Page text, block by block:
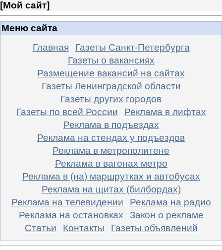
[Мой сайт]
Меню сайта
Главная
Газеты Санкт-Петербурга
Газеты о вакансиях
Размещение вакансий на сайтах
Газеты Ленинградской области
Газеты других городов
Газеты по всей России
Реклама в лифтах
Реклама в подъездах
Реклама на стендах у подъездов
Реклама в метрополитене
Реклама в вагонах метро
Реклама в (на) маршрутках и автобусах
Реклама на щитах (билбордах)
Реклама на телевидении
Реклама на радио
Реклама на остановках
Закон о рекламе
Статьи
Контакты Газеты объявлений